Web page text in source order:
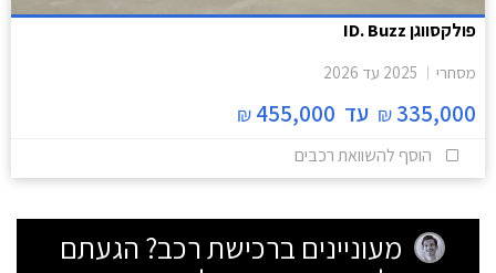
פולקסווגן ID. Buzz
מסחרי 2025 עד 2026
335,000
₪ עד 455,000
₪
הוסף להשוואת רכבים
מעוניינים ברכישת רכב? הגעתם